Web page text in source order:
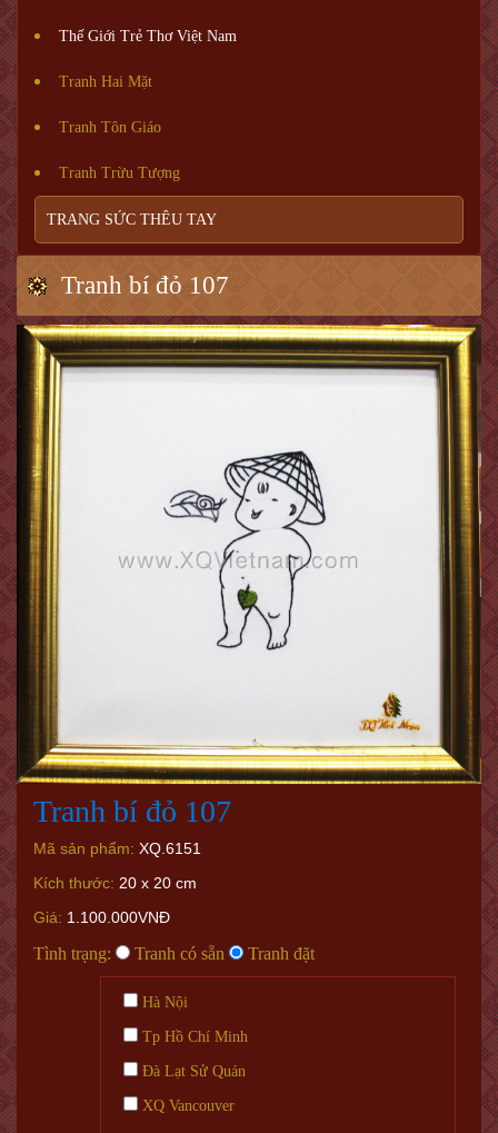
Thế Giới Trẻ Thơ Việt Nam
Tranh Hai Mặt
Tranh Tôn Giáo
Tranh Trừu Tượng
TRANG SỨC THÊU TAY
Tranh bí đỏ 107
Tranh bí đỏ 107
Mã sản phẩm: XQ.6151
Kích thước: 20 x 20 cm
Giá: 1.100.000VNĐ
Tình trạng: Tranh có sẵn Tranh đặt
Hà Nội
Tp Hồ Chí Minh
Đà Lạt Sử Quán
XQ Vancouver